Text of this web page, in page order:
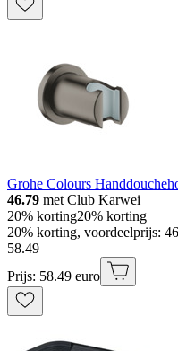
Grohe Colours
46.79 met Club Karwei
20% korting20% korting
20% korting, voordeelprijs:
58.49
Prijs: 58.49 euro